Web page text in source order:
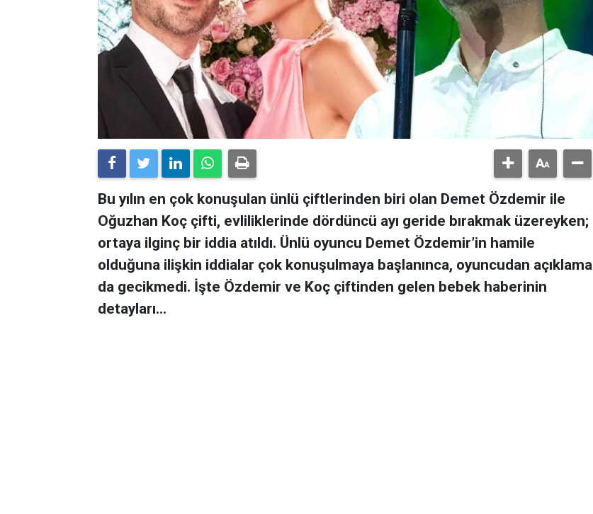
Bu yılın en çok konuşulan ünlü çiftlerinden biri olan Demet Özdemir ile
Oğuzhan Koç çifti, evliliklerinde dördüncü ayı geride bırakmak üzereyken;
ortaya ilginç bir iddia atıldı. Ünlü oyuncu Demet Özdemir’in hamile
olduğuna ilişkin iddialar çok konuşulmaya başlanınca, oyuncudan açıklama
da gecikmedi. İşte Özdemir ve Koç çiftinden gelen bebek haberinin
detayları...